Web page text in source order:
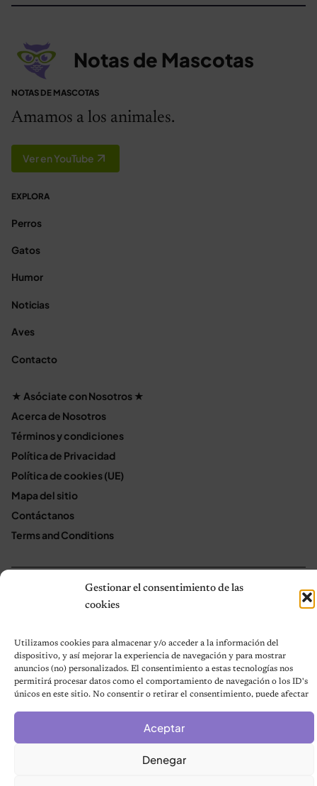
Gestionar el consentimiento de las
cookies
Utilizamos cookies para almacenar y/o acceder a la información del
dispositivo, y así mejorar la experiencia de navegación y para mostrar
anuncios (no) personalizados. El consentimiento a estas tecnologías nos
permitirá procesar datos como el comportamiento de navegación o los ID's
únicos en este sitio. No consentir o retirar el consentimiento, puede afectar
Aceptar
Denegar
Notas de Mascotas
NOTAS DE MASCOTAS
Amamos a los animales.
Ver en YouTube
EXPLORA
Perros
Gatos
Humor
Noticias
Aves
Contacto
★ Asóciate con Nosotros ★
Acerca de Nosotros
Términos y condiciones
Política de Privacidad
Política de cookies (UE)
Mapa del sitio
Contáctanos
Terms and Conditions
© 2026 Notas de Mascotas
Política de privacidad